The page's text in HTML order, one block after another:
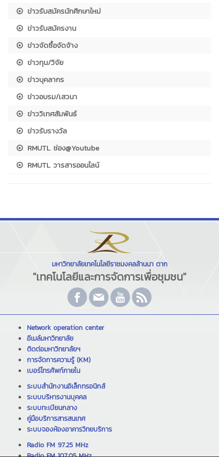
ข่าวรับสมัครนักศึกษาใหม่
ข่าวรับสมัครงาน
ข่าวจัดซื้อจัดจ้าง
ข่าวทุน/วิจัย
ข่าวบุคลากร
ข่าวอบรม/เสวนา
ข่าววิเทศสัมพันธ์
ข่าวรับรางวัล
RMUTL ช่อง@Youtube
RMUTL วารสารออนไลน์
มหาวิทยาลัยเทคโนโลยีราชมงคลล้านนา ตาก
"เทคโนโลยีและการจัดการเพื่อชุมชน"
Network operation center
อีเมล์มหาวิทยาลัย
ติดต่อมหาวิทยาลัยฯ
การจัดการความรู้ (KM)
เบอร์โทรศัพท์ภายใน
ระบบสำนักงานอิเล็กทรอนิกส์
ระบบบริหารงานบุคคล
ระบบทะเบียนกลาง
คู่มือบริการสารสนเทศ
ระบบจองห้องอาคารวิทยบริการ
Radio FM 97.25 MHz